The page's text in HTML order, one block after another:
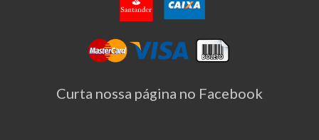
Curta nossa página no Facebook